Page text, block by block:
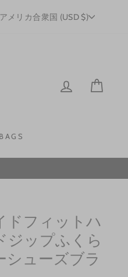
アメリカ合衆国 (USD $)
LOG IN
ドフィットハ
ジップふくら
ューズブラ